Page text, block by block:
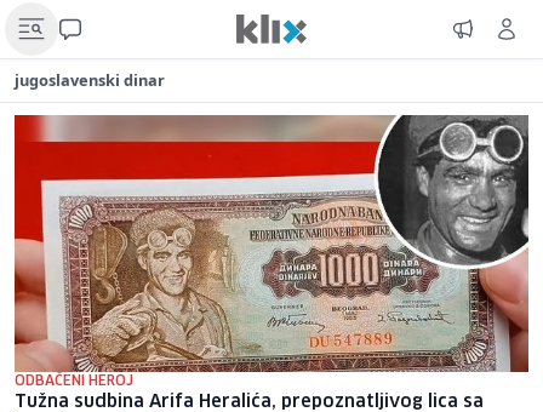
jugoslavenski dinar
ODBAČENI HEROJ
Tužna sudbina Arifa Heralića, prepoznatljivog lica sa